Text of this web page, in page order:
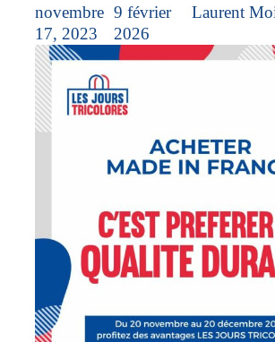
novembre
17, 2023
9 février
2026
Laurent